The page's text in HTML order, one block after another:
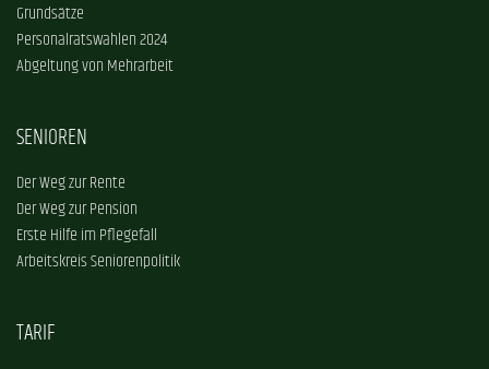
Grundsätze
Personalratswahlen 2024
Abgeltung von Mehrarbeit
SENIOREN
Der Weg zur Rente
Der Weg zur Pension
Erste Hilfe im Pflegefall
Arbeitskreis Seniorenpolitik
TARIF